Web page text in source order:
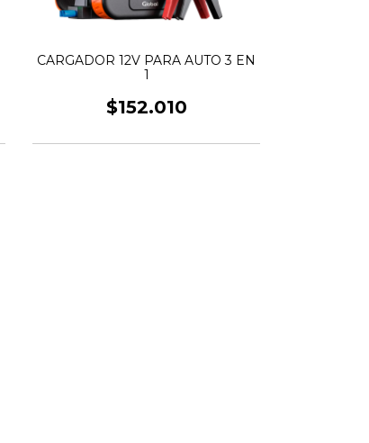
CARGADOR 12V PARA AUTO 3 EN
1
$152.010